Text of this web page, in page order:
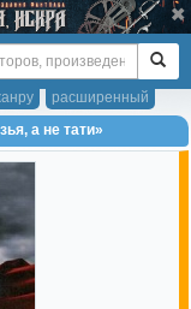
расширенный
а не тати»